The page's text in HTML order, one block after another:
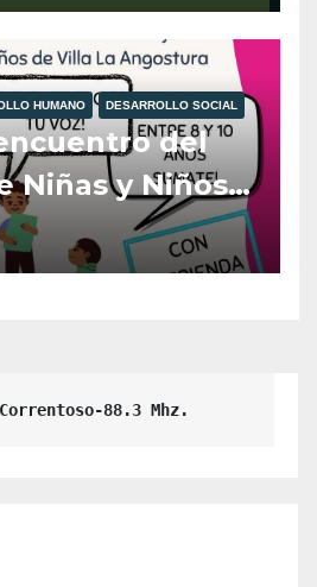
HUMANO DESARROLLO SOCIAL
del
Niñas y Niños
Angostura
88.3 Mhz.